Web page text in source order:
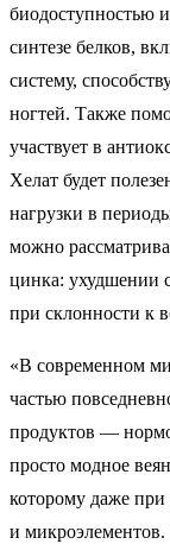
биодоступностью
синтезе белков,
систему,
ногтей. Также
участвует в
Хелат будет
нагрузки в
можно
цинка: ухудшении
при склонности к
«В современном
частью
продуктов —
просто модное
которому даже при
и